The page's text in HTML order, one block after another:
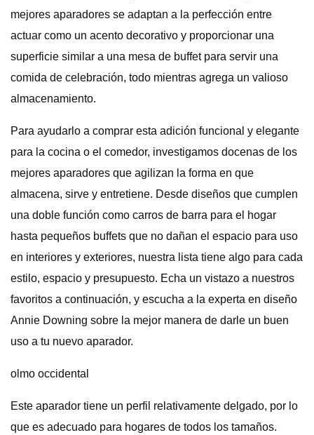
mejores aparadores se adaptan a la perfección entre
actuar como un acento decorativo y proporcionar una
superficie similar a una mesa de buffet para servir una
comida de celebración, todo mientras agrega un valioso
almacenamiento.
Para ayudarlo a comprar esta adición funcional y elegante
para la cocina o el comedor, investigamos docenas de los
mejores aparadores que agilizan la forma en que
almacena, sirve y entretiene. Desde diseños que cumplen
una doble función como carros de barra para el hogar
hasta pequeños buffets que no dañan el espacio para uso
en interiores y exteriores, nuestra lista tiene algo para cada
estilo, espacio y presupuesto. Echa un vistazo a nuestros
favoritos a continuación, y escucha a la experta en diseño
Annie Downing sobre la mejor manera de darle un buen
uso a tu nuevo aparador.
olmo occidental
Este aparador tiene un perfil relativamente delgado, por lo
que es adecuado para hogares de todos los tamaños.